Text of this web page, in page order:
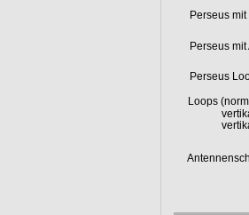
Perseus
Perseus mit
Perseus
Loops